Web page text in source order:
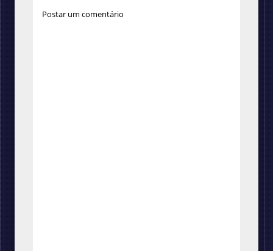
Postar um comentário